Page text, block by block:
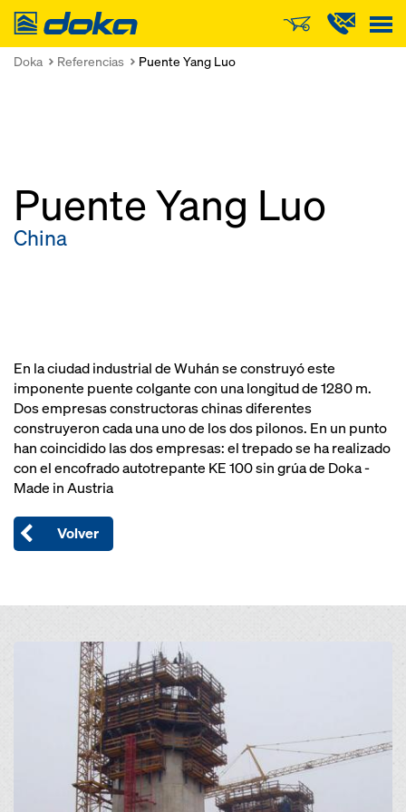
Doka
Doka Referencias Puente Yang Luo
Puente Yang Luo
China
En la ciudad industrial de Wuhán se construyó este
imponente puente colgante con una longitud de 1280 m.
Dos empresas constructoras chinas diferentes
construyeron cada una uno de los dos pilonos. En un punto
han coincidido las dos empresas: el trepado se ha realizado
con el encofrado autotrepante KE 100 sin grúa de Doka -
Made in Austria
Volver